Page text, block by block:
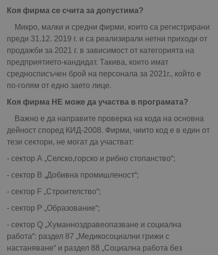
Коя фирма се счита за допустима?
Микро, малки и средни фирми, които са регистрирани
преди 31.12. 2019 г. и са реализирали нетни приходи от
продажби за 2021 г. в зависимост от категорията на
предприятието-кандидат. Такива, които имат
средносписъчен брой на персонала за 2021г., който е
по-голям от едно заето лице.
Коя фирма НЕ може да участва в програмата?
Важно е да направите проверка на кода на основна
дейност според КИД-2008. Фирми, чиито код е в един от
тези сектори, не могат да участват:
- сектор А „Селско,горско и рибно стопанство“;
- сектор В „Добивна промишленост“;
- сектор F „Строителство“;
- сектор Р „Образование“;
- сектор Q „Хуманноздравеопазване и социална
работа“: раздел 87 „Медикосоциални грижи с
настаняване“ и раздел 88 „Социална работа без